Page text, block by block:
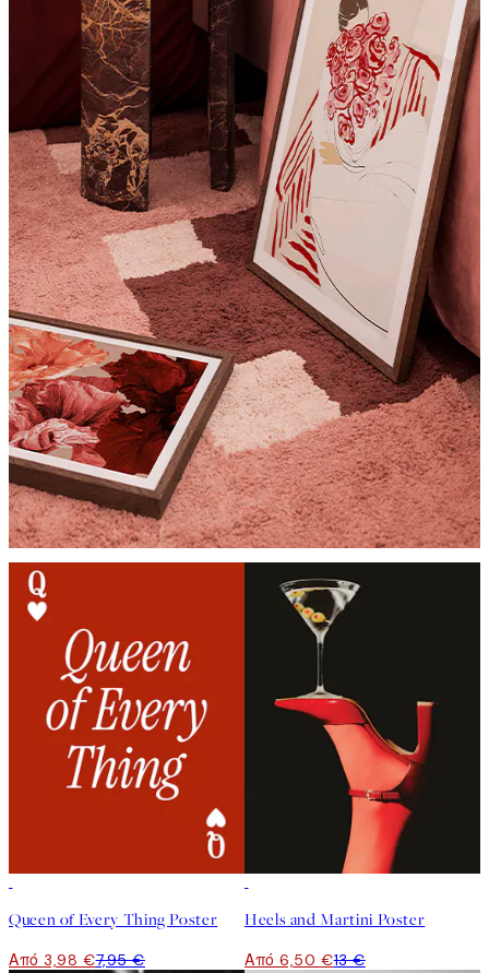
Queen of Every Thing Poster
Από 3,98 €7,95 €
Heels and Martini Poster
Από 6,50 €13 €